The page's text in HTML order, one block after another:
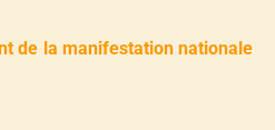
de la manifestation nationale